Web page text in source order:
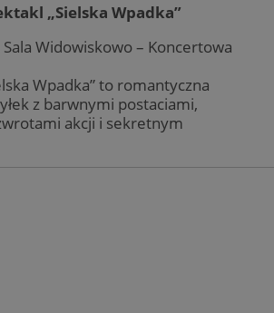
„Sielska Wpadka”
Widowiskowo – Koncertowa
Wpadka” to romantyczna
z barwnymi postaciami,
akcji i sekretnym